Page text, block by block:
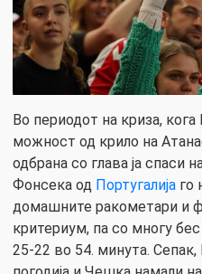
Во периодот на криза,
можност од крило на
одбрана со глава ја спаси
Фонсека од Португалија го
домашните ракометари и
критериум, па со многу
25-22 во 54. минута.